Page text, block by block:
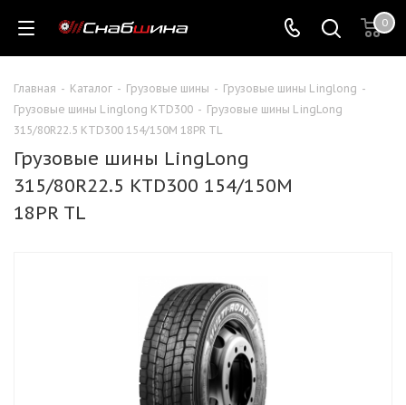
0
Главная - Каталог - Грузовые шины - Грузовые шины Linglong -
Грузовые шины Linglong KTD300 - Грузовые шины LingLong
315/80R22.5 KTD300 154/150M 18PR TL
Грузовые шины LingLong
315/80R22.5 KTD300 154/150M
18PR TL